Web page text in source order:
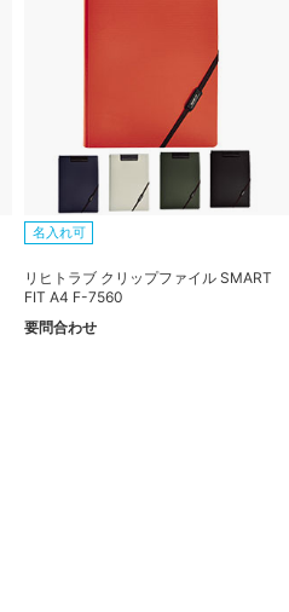
名入れ可
リヒトラブ クリップファイル SMART
FIT A4 F-7560
要問合わせ